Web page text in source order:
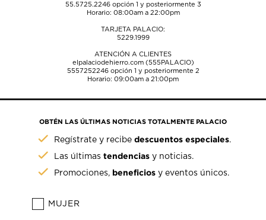
55.5725.2246opción 1 y posteriormente 3
Horario: 08:00am a 22:00pm
TARJETA PALACIO:
5229.1999
ATENCIÓN A CLIENTES
elpalaciodehierro.com (555PALACIO)
5557252246opción 1 y posteriormente 2
Horario: 09:00am a 21:00pm
OBTÉN LAS ÚLTIMAS NOTICIAS TOTALMENTE PALACIO
Regístrate y recibedescuentos especiales.
Las últimastendencias y noticias.
Promociones, beneficios y eventos únicos.
MUJER